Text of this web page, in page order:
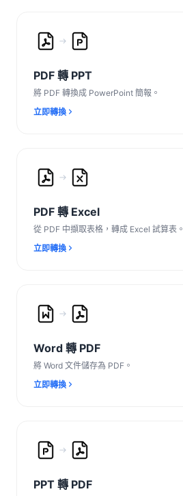
PDF 轉 PPT
將 PDF 轉換成 PowerPoint 簡報。
立即轉換
PDF 轉 Excel
從 PDF 中擷取表格，轉成 Excel 試算表。
立即轉換
Word 轉 PDF
將 Word 文件儲存為 PDF。
立即轉換
PPT 轉 PDF